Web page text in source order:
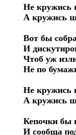
Не кружись
А кружись
Вот бы
И
Чтоб уж
Не по
Не кружись
А кружись
Кепочки бы
И сообща